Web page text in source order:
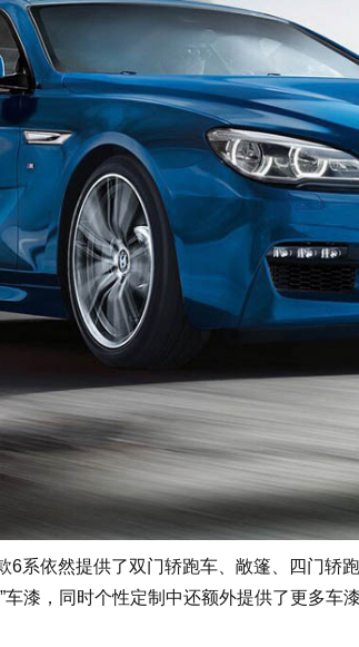
依然提供了双门轿跑车、敞篷、四门轿
车漆，同时个性定制中还额外提供了更多车